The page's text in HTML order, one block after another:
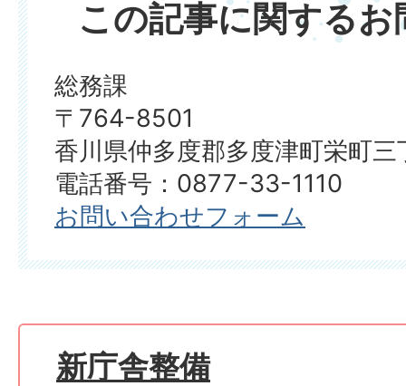
この記事に関する
総務課
〒764-8501
香川県仲多度郡多度津町栄町
電話番号：0877-33-1110
お問い合わせフォーム
新庁舎整備